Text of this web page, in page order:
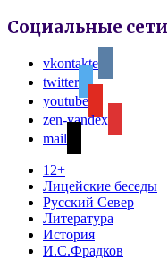
Социальные сети
vkontakte
twitter
youtube
zen-yandex
mail
12+
Лицейские беседы
Русский Север
Литература
История
И.С.Фрадков